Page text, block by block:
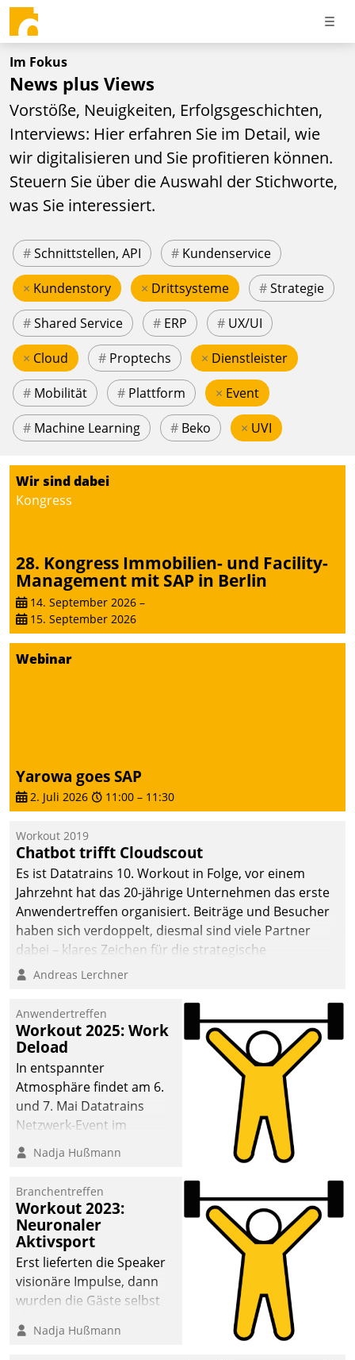
Im Fokus
News plus Views
Vorstöße, Neuigkeiten, Erfolgsgeschichten,
Interviews: Hier erfahren Sie im Detail, wie
wir digitalisieren und Sie profitieren können.
Steuern Sie über die Auswahl der Stichworte,
was Sie interessiert.
#Schnittstellen, API # Kundenservice
× Kundenstory × Drittsysteme #Strategie
#Shared Service # ERP # UX/UI
× Cloud # Proptechs × Dienstleister
# Mobilität # Plattform × Event
# Machine Learning # Beko × UVI
Wir sind dabei
Kongress
28. Kongress Immobilien- und Facility-
Management mit SAP in Berlin
14. September 2026 –
15. September 2026
Webinar
Yarowa goes SAP
2. Juli 2026 11:00 – 11:30
Workout 2019
Chatbot trifft Cloudscout
Es ist Datatrains 10. Workout in Folge, vor einem
Jahrzehnt hat das 20-jährige Unternehmen das erste
Anwendertreffen organisiert. Beiträge und Besucher
haben sich verdoppelt, diesmal sind viele Partner
dabei – klares Zeichen für die strategische
Fokussierung auf den Kunden.
Andreas Lerchner
Anwendertreffen
Workout 2025: Work
Deload
In entspannter
Atmosphäre findet am 6.
und 7. Mai Datatrains
Netzwerk-Event im
Kunden- und Partnerkreis
statt. Zentrale Frage: Wie
Mammutprojekte
meistern und Workloads
wuppen – bei zunehmend
anspruchsvollen
Aufgaben und
abnehmendem
Nadja Hußmann
Branchentreffen
Workout 2023:
Neuronaler
Aktivsport
Erst lieferten die Speaker
visionäre Impulse, dann
wurden die Gäste selbst
methodisch
Nadja Hußmann